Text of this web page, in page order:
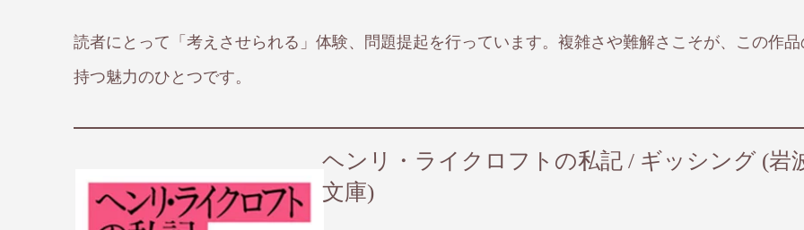
読者にとって「考えさせられる」体験、問題提起を行っています。複雑さや難解さこそが、この作品
持つ魅力のひとつです。
ヘンリ・ライクロフトの私記 / ギッシング (岩
文庫)